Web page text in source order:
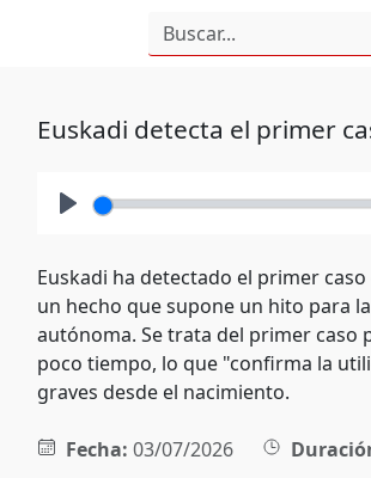
Euskadi detecta el primer
Euskadi ha detectado el primer
un hecho que supone un hito para
autónoma. Se trata del primer caso
poco tiempo, lo que "confirma la
graves desde el nacimiento.
Fecha: 03/07/2026